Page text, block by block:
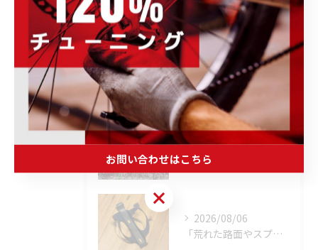
Posts
2026/08/07
📣無金利キャンペーン開催決定‼️
2026/08/07
2026/08/06
「荒れた路面やスプリントでボトルが飛んでヒヤッとしたこと、あ...
お問い合わせはこちら
お問い合わせはこちら